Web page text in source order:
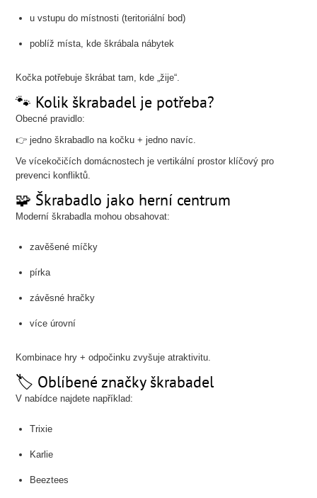
u vstupu do místnosti (teritoriální bod)
poblíž místa, kde škrábala nábytek
Kočka potřebuje škrábat tam, kde „žije“.
🐾 Kolik škrabadel je potřeba?
Obecné pravidlo:
👉 jedno škrabadlo na kočku + jedno navíc.
Ve vícekočičích domácnostech je vertikální prostor klíčový pro
prevenci konfliktů.
🧩 Škrabadlo jako herní centrum
Moderní škrabadla mohou obsahovat:
zavěšené míčky
pírka
závěsné hračky
více úrovní
Kombinace hry + odpočinku zvyšuje atraktivitu.
🏷️ Oblíbené značky škrabadel
V nabídce najdete například:
Trixie
Karlie
Beeztees